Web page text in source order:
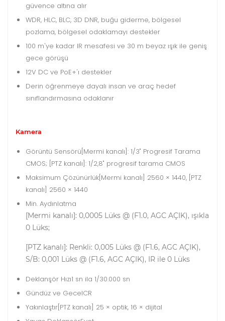
güvence altına alır
WDR, HLC, BLC, 3D DNR, buğu giderme, bölgesel
pozlama, bölgesel odaklamayı destekler
100 m'ye kadar IR mesafesi ve 30 m beyaz ışık ile geniş
gece görüşü
12V DC ve PoE+'ı destekler
Derin öğrenmeye dayalı insan ve araç hedef
sınıflandırmasına odaklanır
Kamera
Görüntü Sensörü[Mermi kanalı]: 1/3" Progresif Tarama
CMOS; [PTZ kanalı]: 1/2,8" progresif tarama CMOS
Maksimum Çözünürlük[Mermi kanalı] 2560 × 1440, [PTZ
kanalı] 2560 × 1440
Min. Aydınlatma
[Mermi kanalı]: 0,0005 Lüks @ (F1.0, AGC AÇIK), ışıkla
0 Lüks;
[PTZ kanalı]: Renkli: 0,005 Lüks @ (F1.6, AGC AÇIK),
S/B: 0,001 Lüks @ (F1.6, AGC AÇIK), IR ile 0 Lüks
Deklanşör Hızı1 sn ila 1/30.000 sn
Gündüz ve GeceICR
Yakınlaştır[PTZ kanalı] 25 × optik, 16 × dijital